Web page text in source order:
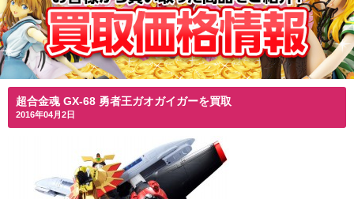
超合金魂 GX-68 勇者王ガオガイガーを買取
2016年04月2日